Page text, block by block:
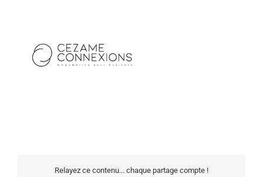
Relayez ce contenu... chaque partage compte !